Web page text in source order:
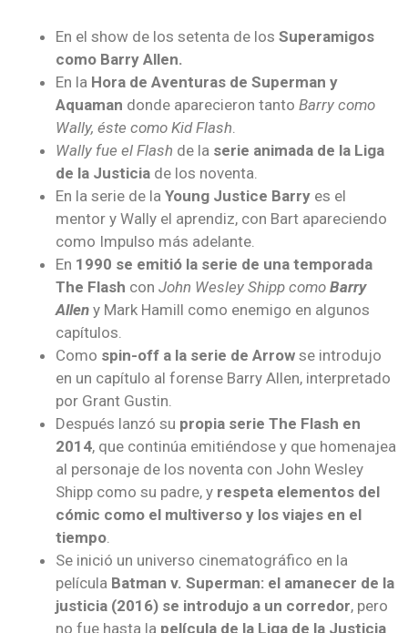
En el show de los setenta de los Superamigos
como Barry Allen.
En la Hora de Aventuras de Superman y
Aquaman donde aparecieron tanto Barry como
Wally, éste como Kid Flash
Wally fue el Flash de la serie animada de la Liga
de la Justicia de los noventa.
En la serie de la Young Justice Barry es el
mentor y Wally el aprendiz, con Bart apareciendo
como Impulso más adelante.
En 1990 se emitió la serie de una temporada
The Flash con John Wesley Shipp como Barry
Allen y Mark Hamill como enemigo en algunos
capítulos.
Como spin-off a la serie de Arrow se introdujo
en un capítulo al forense Barry Allen, interpretado
por Grant Gustin.
Después lanzó su propia serie The Flash en
2014, que continúa emitiéndose y que homenajea
al personaje de los noventa con John Wesley
Shipp como su padre, y respeta elementos del
cómic como el multiverso y los viajes en el
tiempo
Se inició un universo cinematográfico en la
película Batman v. Superman: el amanecer de la
justicia (2016) se introdujo a un corredor, pero
no fue hasta la película de la Liga de la Justicia